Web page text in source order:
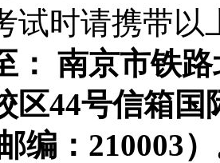
试时请携带以
： 南京市铁路
区44号信
编：210003